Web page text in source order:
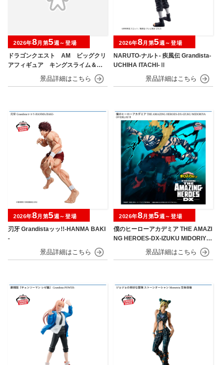
ドラゴンクエスト AM ビッグクリ
アフィギュア キングスライム＆メ
タルキング＆スライムベホマズン
2026年8月第5週～登場
NARUTO-ナルト- 疾風伝 Grandista-
UCHIHA ITACHI-Ⅱ
2026年8月第5週～登場
刃牙 Grandistaッッ!!-HANMA BAKI
-
2026年8月第5週～登場
僕のヒーローアカデミア THE AMAZI
NG HEROES-DX-IZUKU MIDORIYA
OVERLAY Ⅱ
2026年8月第5週～登場